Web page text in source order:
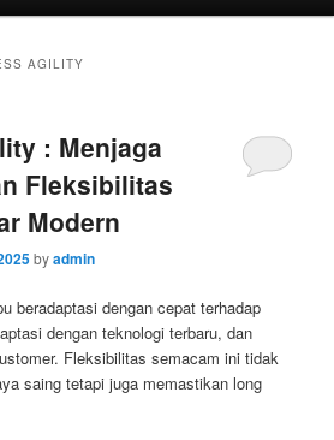
AGILITY
: Menjaga
Fleksibilitas
Modern
byadmin
beradaptasi dengan cepat terhadap
dengan teknologi terbaru, dan
Fleksibilitas semacam ini tidak
saing tetapi juga memastikan long